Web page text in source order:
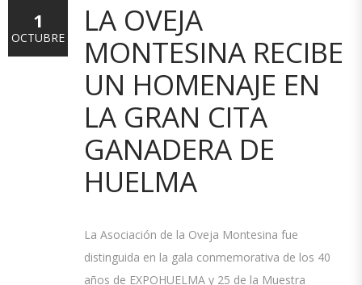
LA OVEJA
MONTESINA RECIBE
UN HOMENAJE EN
LA GRAN CITA
GANADERA DE
HUELMA
La Asociación de la Oveja Montesina fue
distinguida en la gala conmemorativa de los 40
años de EXPOHUELMA y 25 de la Muestra
1
OCTUBRE